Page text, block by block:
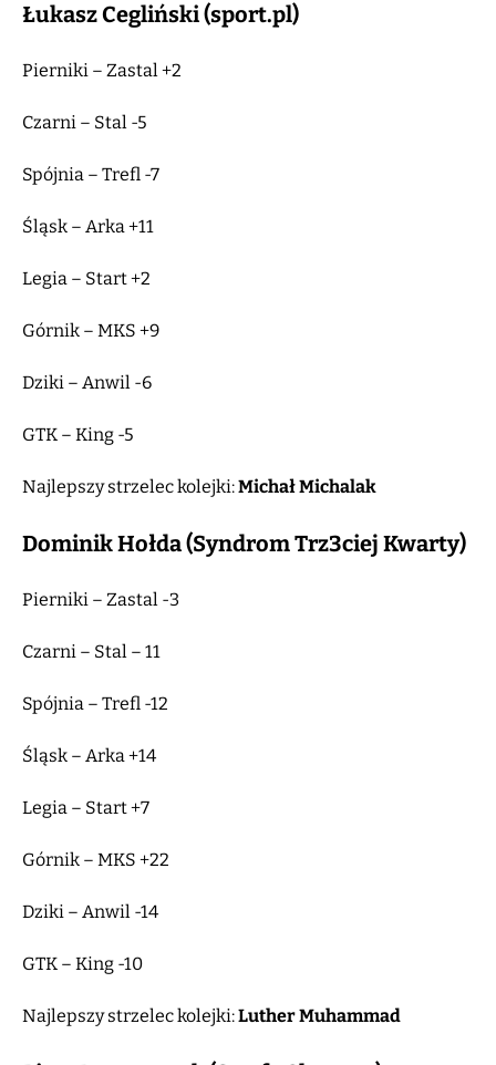
Łukasz Cegliński (sport.pl)
Pierniki – Zastal +2
Czarni – Stal -5
Spójnia – Trefl -7
Śląsk – Arka +11
Legia – Start +2
Górnik – MKS +9
Dziki – Anwil -6
GTK – King -5
Najlepszy strzelec kolejki:Michał Michalak
Dominik Hołda (Syndrom Trz3ciej Kwarty)
Pierniki – Zastal -3
Czarni – Stal – 11
Spójnia – Trefl -12
Śląsk – Arka +14
Legia – Start +7
Górnik – MKS +22
Dziki – Anwil -14
GTK – King -10
Najlepszy strzelec kolejki:Luther Muhammad